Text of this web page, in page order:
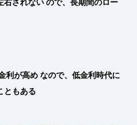
右されない ので、長期間のロー
利が高め なので、低金利時代に
ともある